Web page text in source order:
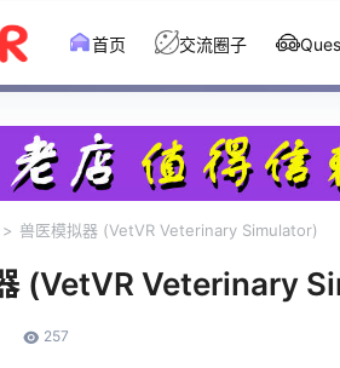
首页 交流圈子
> 兽医模拟器 (VetVR Veterinary Simulator)
(VetVR Veterinary
257